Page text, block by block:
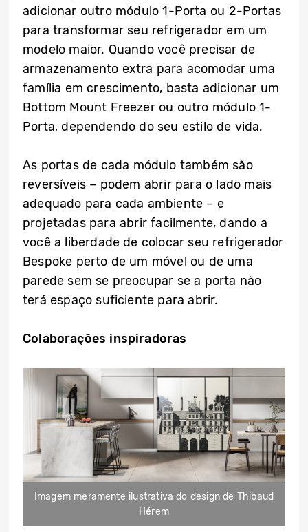
adicionar outro módulo 1-Porta ou 2-Portas
para transformar seu refrigerador em um
modelo maior. Quando você precisar de
armazenamento extra para acomodar uma
família em crescimento, basta adicionar um
Bottom Mount Freezer ou outro módulo 1-
Porta, dependendo do seu estilo de vida.
As portas de cada módulo também são
reversíveis – podem abrir para o lado mais
adequado para cada ambiente – e
projetadas para abrir facilmente, dando a
você a liberdade de colocar seu refrigerador
Bespoke perto de um móvel ou de uma
parede sem se preocupar se a porta não
terá espaço suficiente para abrir.
Colaborações inspiradoras
Imagem meramente ilustrativa do design de Thibaud
Hérem